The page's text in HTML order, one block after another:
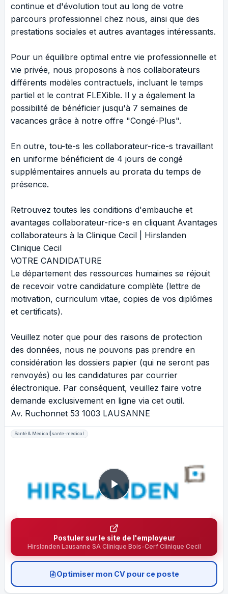
continue et d'évolution tout au long de votre
parcours professionnel chez nous, ainsi que des
prestations sociales et autres avantages intéressants.
Pour un équilibre optimal entre vie professionnelle et
vie privée, nous proposons à nos collaborateurs
différents modèles contractuels, incluant le temps
partiel et le contrat FLEXible. Il y a également la
possibilité de bénéficier jusqu'à 7 semaines de
vacances grâce à notre offre "Congé-Plus".
En outre, tou-te-s les collaborateur-rice-s travaillant
en uniforme bénéficient de 4 jours de congé
supplémentaires annuels au prorata du temps de
présence.
Retrouvez toutes les conditions d'embauche et
avantages collaborateur-rice-s en cliquant Avantages
collaborateurs à la Clinique Cecil | Hirslanden
Clinique Cecil
VOTRE CANDIDATURE
Le département des ressources humaines se réjouit
de recevoir votre candidature complète (lettre de
motivation, curriculum vitae, copies de vos diplômes
et certificats).
Veuillez noter que pour des raisons de protection
des données, nous ne pouvons pas prendre en
considération les dossiers papier (qui ne seront pas
renvoyés) ou les candidatures par courrier
électronique. Par conséquent, veuillez faire votre
demande exclusivement en ligne via cet outil.
Av. Ruchonnet 53 1003 LAUSANNE
Santé & Médical|sante-medical
Postuler sur le site de l'employeur
Hirslanden Lausanne SA Clinique Bois-Cerf Clinique Cecil
Optimiser mon CV pour ce poste